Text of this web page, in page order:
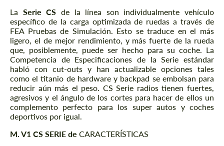
La Serie CS de la línea son individualmente vehículo
específico de la carga optimizada de ruedas a través de
FEA Pruebas de Simulación. Esto se traduce en el más
ligero, el de mejor rendimiento, y más fuerte de la rueda
que, posiblemente, puede ser hecho para su coche. La
Competencia de Especificaciones de la Serie estándar
habló con cut-outs y han actualizable opciones tales
como el titanio de hardware y backpad se embolsan para
reducir aún más el peso. CS Serie radios tienen fuertes,
agresivos y el ángulo de los cortes para hacer de ellos un
complemento perfecto para los super autos y coches
deportivos por igual.
M. V1 CS SERIE de CARACTERÍSTICAS